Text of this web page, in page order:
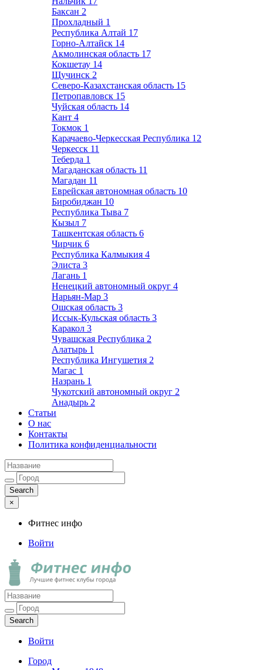
Баксан 2
Прохладный 1
Республика Алтай 17
Горно-Алтайск 14
Акмолинская область 17
Кокшетау 14
Щучинск 2
Северо-Казахстанская область 15
Петропавловск 15
Чуйская область 14
Кант 4
Токмок 1
Карачаево-Черкесская Республика 12
Черкесск 11
Теберда 1
Магаданская область 11
Магадан 11
Еврейская автономная область 10
Биробиджан 10
Республика Тыва 7
Кызыл 7
Ташкентская область 6
Чирчик 6
Республика Калмыкия 4
Элиста 3
Лагань 1
Ненецкий автономный округ 4
Нарьян-Мар 3
Ошская область 3
Иссык-Кульская область 3
Каракол 3
Чувашская Республика 2
Алатырь 1
Республика Ингушетия 2
Магас 1
Назрань 1
Чукотский автономный округ 2
Анадырь 2
Статьи
О нас
Контакты
Политика конфиденциальности
×
Фитнес инфо
Войти
Фитнес инфо
Лучшие фитнес клубы города
Войти
Город